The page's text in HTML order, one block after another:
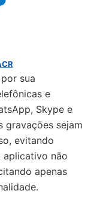
sua
e
Skype e
gravações sejam
evitando
aplicativo não
apenas